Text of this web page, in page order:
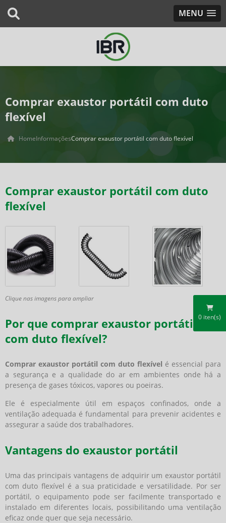
MENU
0 iten(s)
Comprar exaustor portátil com duto
flexível
HomeInformaçõesComprar exaustor portátil com duto flexível
Comprar exaustor portátil com duto
flexível
Clique nas imagens para ampliar
Por que comprar exaustor portátil
com duto flexível?
Comprar exaustor portátil com duto flexível é essencial para
a segurança e a qualidade do ar em ambientes onde há a
presença de gases tóxicos, vapores ou poeiras.
Ele é especialmente útil em espaços confinados, onde a
ventilação adequada é fundamental para prevenir acidentes e
assegurar a saúde dos trabalhadores.
Vantagens do exaustor portátil
Uma das principais vantagens de adquirir um exaustor portátil
com duto flexível é a sua praticidade e versatilidade. Por ser
portátil, o equipamento pode ser facilmente transportado e
instalado em diferentes locais, possibilitando uma ventilação
eficaz onde quer que seja necessário.